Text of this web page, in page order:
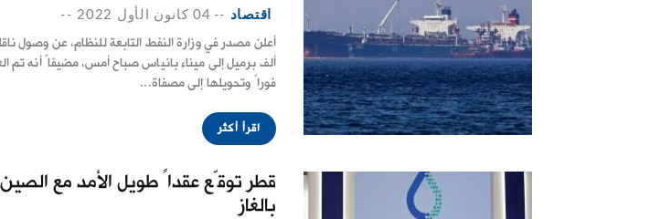
اقتصاد -- 04 كانون الأول 2022 --
ألف برميل إلى ميناء بانياس صباح أمس، مضيفاً أنه تم
فوراً وتحويلها إلى مصفاة...
اقرأ أكثر
قطر توقّع عقداً طويل الأمد مع الصين
بالغاز